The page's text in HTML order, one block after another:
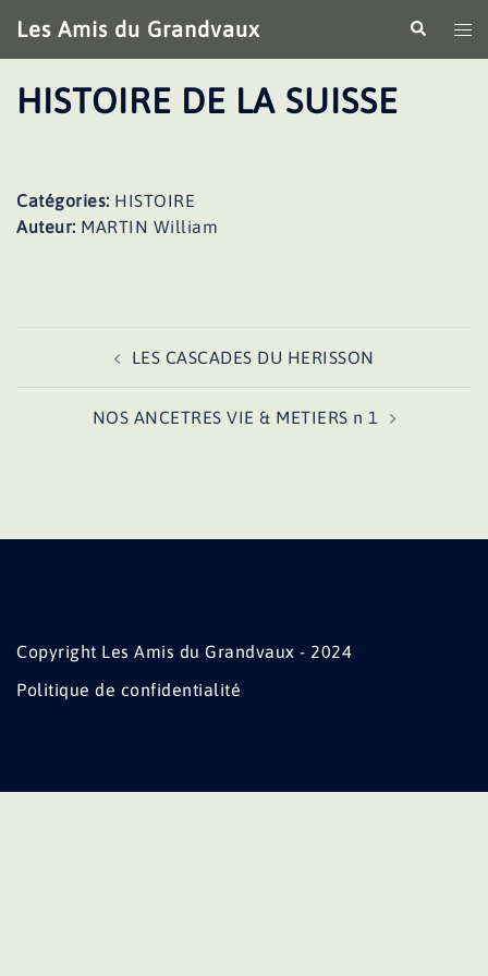
au
contenu
Les Amis du Grandvaux
le
HISTOIRE DE LA SUISSE
Catégories: HISTOIRE
Auteur: MARTIN William
d’article
LES CASCADES DU HERISSON
NOS ANCETRES VIE & METIERS n 1
Copyright Les Amis du Grandvaux - 2024
Politique de confidentialité